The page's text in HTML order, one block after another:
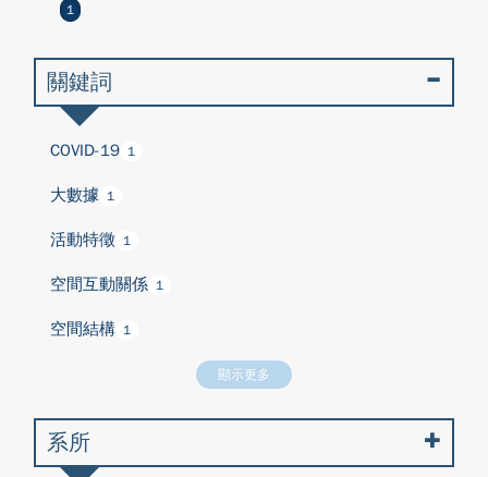
1
關鍵詞
COVID-19 1
大數據 1
活動特徵 1
空間互動關係 1
空間結構 1
顯示更多
系所